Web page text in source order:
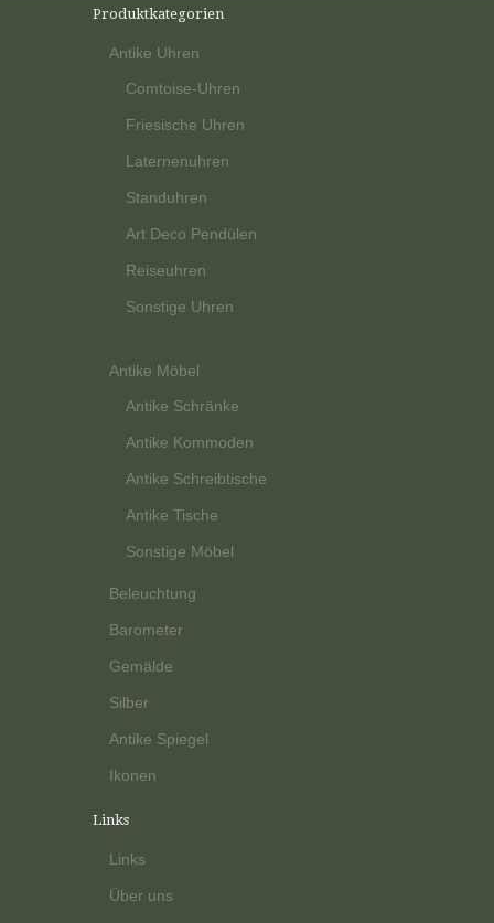
Produktkategorien
Antike Uhren
Comtoise-Uhren
Friesische Uhren
Laternenuhren
Standuhren
Art Deco Pendülen
Reiseuhren
Sonstige Uhren
Antike Möbel
Antike Schränke
Antike Kommoden
Antike Schreibtische
Antike Tische
Sonstige Möbel
Beleuchtung
Barometer
Gemälde
Silber
Antike Spiegel
Ikonen
Links
Links
Über uns